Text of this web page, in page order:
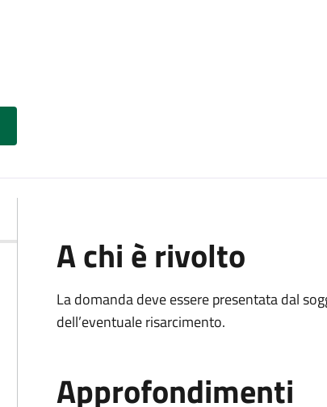
A chi è rivolto
La domanda deve essere presentata dal
dell’eventuale risarcimento.
Approfondimenti